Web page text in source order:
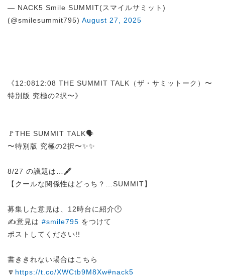
— NACK5 Smile SUMMIT(スマイルサミット)
(@smilesummit795) August 27, 2025
《12:0812:08 THE SUMMIT TALK（ザ・サミットーク）〜
特別版 究極の2択〜》
🚩THE SUMMIT TALK🗣️
〜特別版 究極の2択〜✨✨
8/27 の議題は…🖋️
【クールな関係性はどっち？…SUMMIT】
募集した意見は、12時台に紹介🕛
✍️意見は #smile795 をつけて
ポストしてください!!
書ききれない場合はこちら
🔽 https://t.co/XWCtb9M8Xw#nack5